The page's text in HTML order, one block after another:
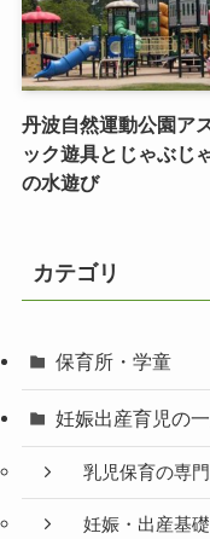
丹波自然運動公園ア
ック遊具とじゃぶじ
の水遊び
カテゴリ
保育所・学童
妊娠出産育児の
乳児保育の専
妊娠・出産基